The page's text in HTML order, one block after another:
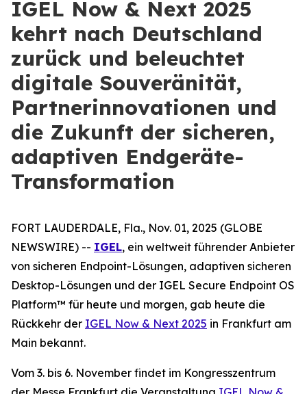
IGEL Now & Next 2025
kehrt nach Deutschland
zurück und beleuchtet
digitale Souveränität,
Partnerinnovationen und
die Zukunft der sicheren,
adaptiven Endgeräte-
Transformation
FORT LAUDERDALE, Fla., Nov. 01, 2025 (GLOBE
NEWSWIRE) -- IGEL, ein weltweit führender Anbieter
von sicheren Endpoint-Lösungen, adaptiven sicheren
Desktop-Lösungen und der IGEL Secure Endpoint OS
Platform™ für heute und morgen, gab heute die
Rückkehr der IGEL Now & Next 2025 in Frankfurt am
Main bekannt.
Vom 3. bis 6. November findet im Kongresszentrum